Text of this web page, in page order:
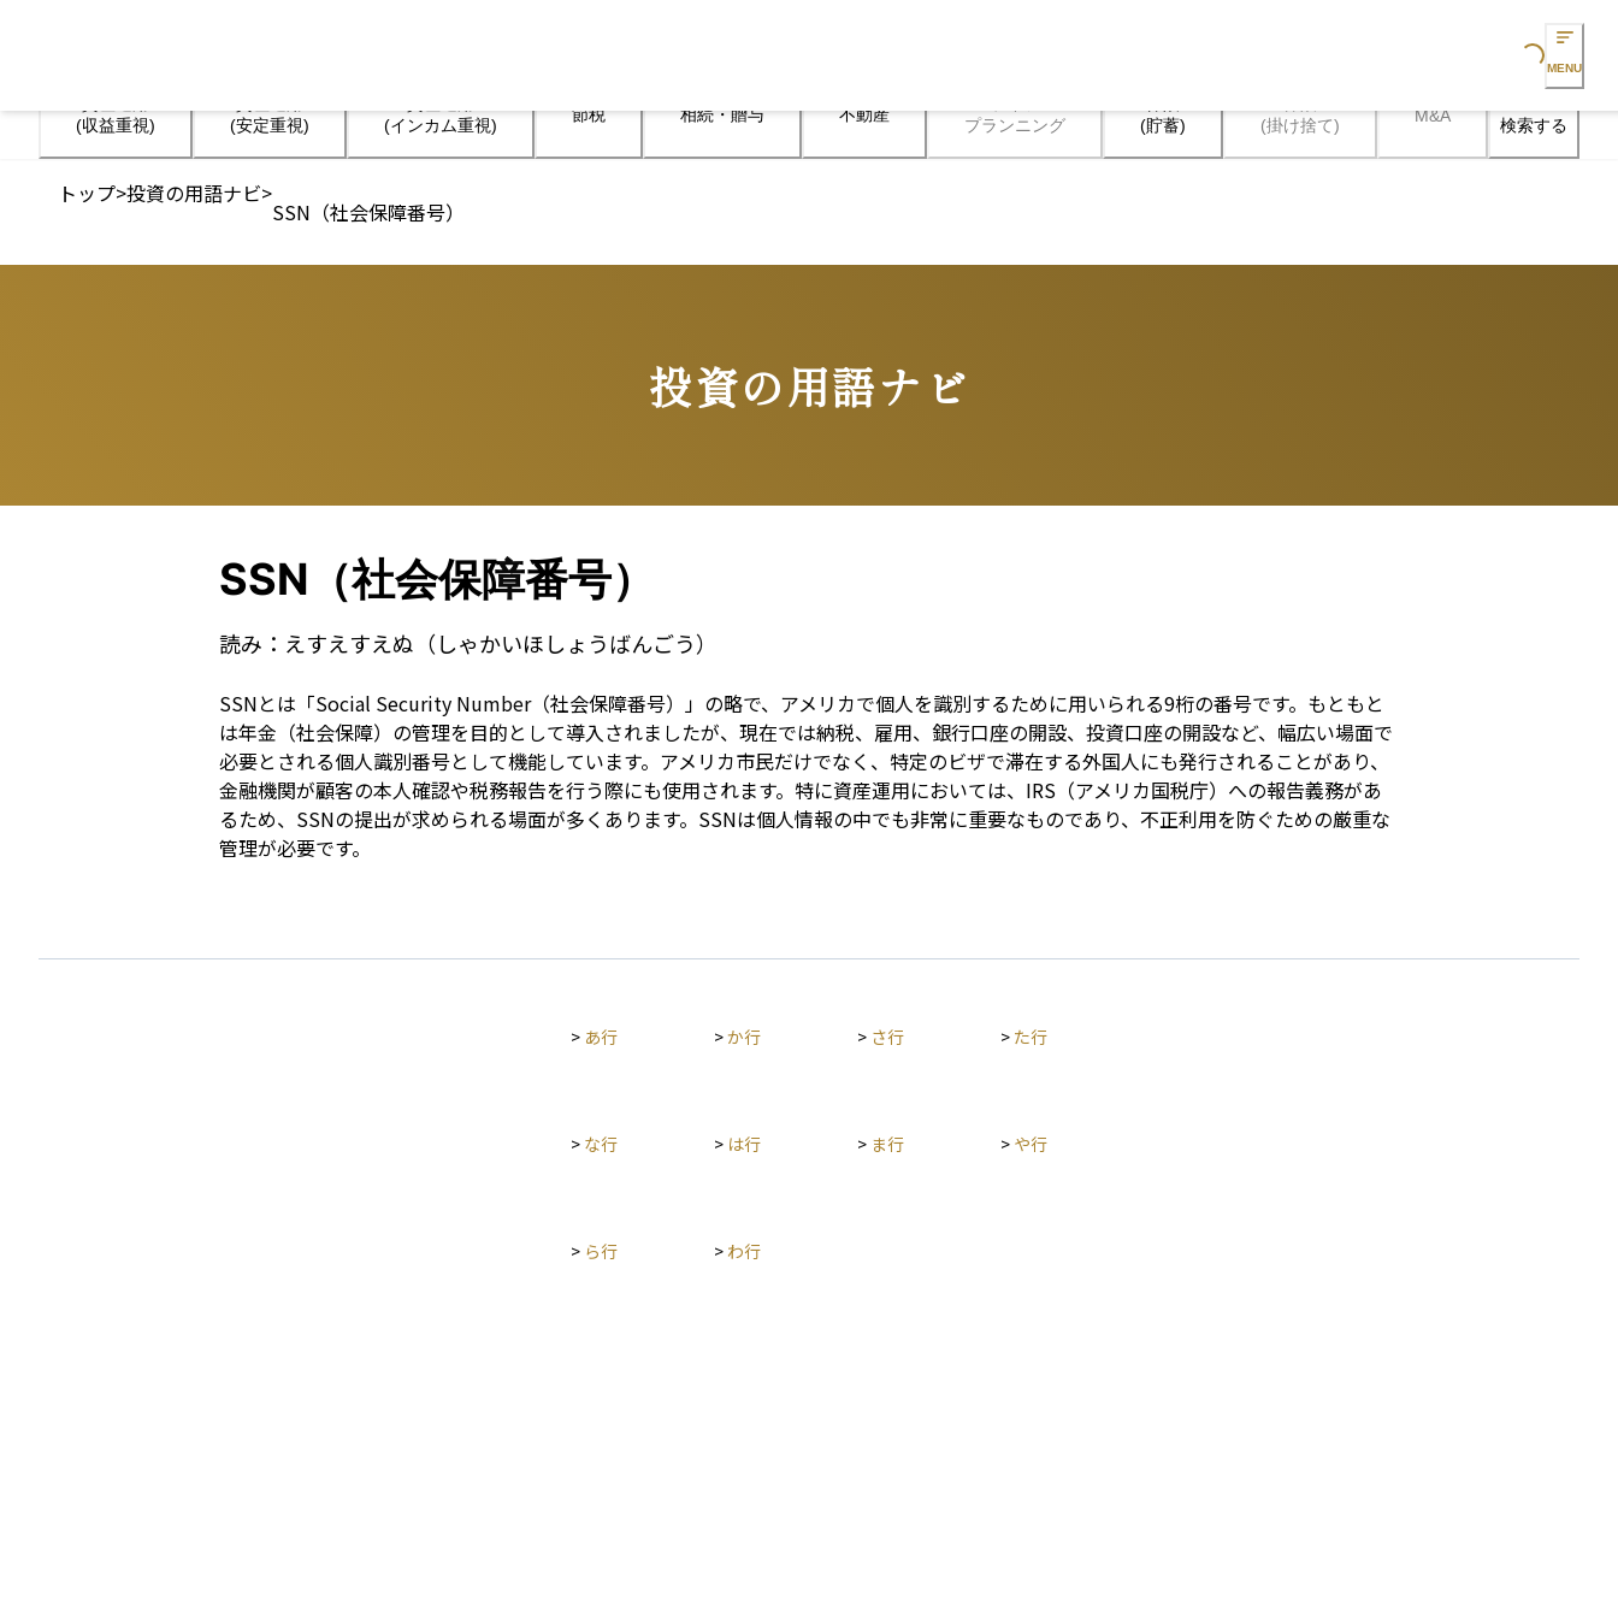
Loading...
MENU
(収益重視)
(安定重視)
(インカム重視)
節税 相続・贈与 不動産
プランニング
(貯蓄)
(掛け捨て)
M&A 検索する
トップ>投資の用語ナビ>
SSN（社会保障番号）
投資の用語ナビ
Terms
SSN（社会保障番号）
読み： えすえすえぬ（しゃかいほしょうばんごう）
SSNとは「Social Security Number（社会保障番号）」の略で、アメリカで個人を識別するために用いられる9桁の番号です。もともと
は年金（社会保障）の管理を目的として導入されましたが、現在では納税、雇用、銀行口座の開設、投資口座の開設など、幅広い場面で
必要とされる個人識別番号として機能しています。アメリカ市民だけでなく、特定のビザで滞在する外国人にも発行されることがあり、
金融機関が顧客の本人確認や税務報告を行う際にも使用されます。特に資産運用においては、IRS（アメリカ国税庁）への報告義務があ
るため、SSNの提出が求められる場面が多くあります。SSNは個人情報の中でも非常に重要なものであり、不正利用を防ぐための厳重な
管理が必要です。
> あ行 >か行 > さ行 > た行
> な行 > は行 > ま行 > や行
> ら行 > わ行